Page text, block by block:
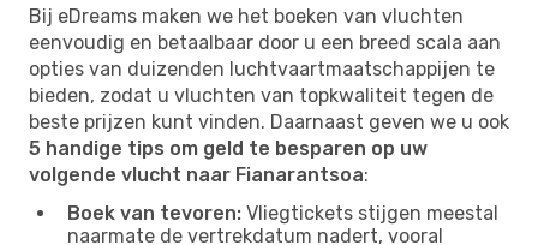
Bij eDreams maken we het boeken van vluchten
eenvoudig en betaalbaar door u een breed scala aan
opties van duizenden luchtvaartmaatschappijen te
bieden, zodat u vluchten van topkwaliteit tegen de
beste prijzen kunt vinden. Daarnaast geven we u ook
5 handige tips om geld te besparen op uw
volgende vlucht naar Fianarantsoa:
Boek van tevoren: Vliegtickets stijgen meestal
naarmate de vertrekdatum nadert, vooral